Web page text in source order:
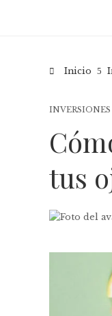
Inicio
tus